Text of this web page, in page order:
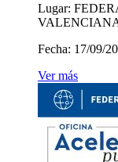
Lugar:
Fecha: 17/09/
Ver más